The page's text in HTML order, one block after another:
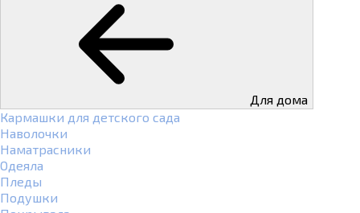
Для дома
Кармашки для детского сада
Наволочки
Наматрасники
Одеяла
Пледы
Подушки